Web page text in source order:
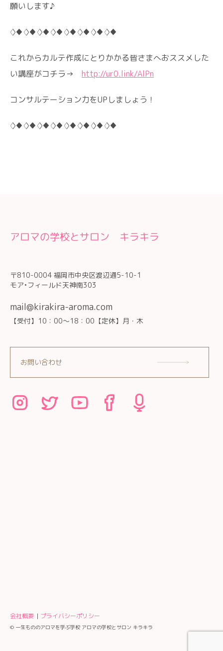
願いします♪
◊♦◊♦◊♦◊♦◊♦◊♦◊♦◊♦
これからカルテ作成にとりかかる皆さまへおススメした
い講座がコチラ→ http://ur0.link/AlPn
コンサルテーション力をUPしましょう！
◊♦◊♦◊♦◊♦◊♦◊♦◊♦◊♦
アロマの学校とサロン キラキラ
〒810-0004 福岡市中央区渡辺通5-10-1
モア•フィールド天神南303
mail@kirakira-aroma.com
【受付】10：00～18：00【定休】月・木
お問い合わせ
会社概要 プライバシーポリシー
© 一生もののアロマを学ぶ学校 アロマの学校とサロン キラキラ